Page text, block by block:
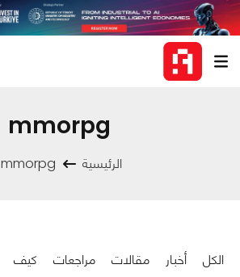
mmorpg
الرئيسية mmorpg
الكل أخبار مقالات مراجعات كيف